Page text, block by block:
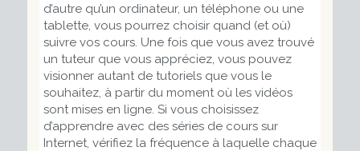
d’autre qu’un ordinateur, un téléphone ou une
tablette, vous pourrez choisir quand (et où)
suivre vos cours. Une fois que vous avez trouvé
un tuteur que vous appréciez, vous pouvez
visionner autant de tutoriels que vous le
souhaitez, à partir du moment où les vidéos
sont mises en ligne. Si vous choisissez
d’apprendre avec des séries de cours sur
Internet, vérifiez la fréquence à laquelle chaque